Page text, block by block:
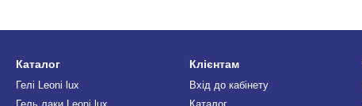
Каталог
Гелі Leoni lux
Клієнтам
Вхід до кабінету